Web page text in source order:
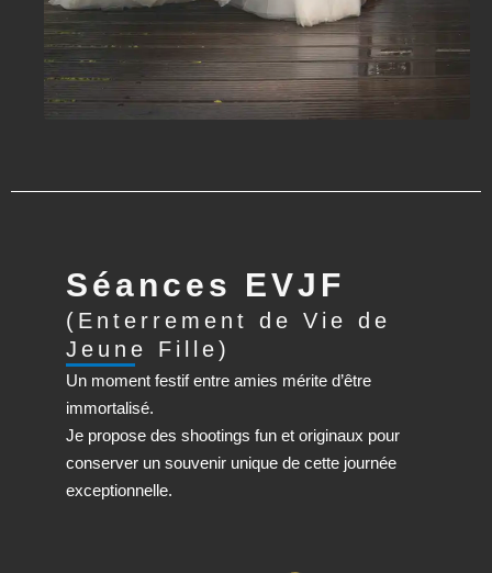
Séances EVJF
(Enterrement de Vie de
Jeune Fille)
Un moment festif entre amies mérite d’être
immortalisé.
Je propose des shootings fun et originaux pour
conserver un souvenir unique de cette journée
exceptionnelle.